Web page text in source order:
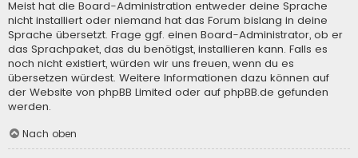
Meist hat die Board-Administration entweder deine Sprache
nicht installiert oder niemand hat das Forum bislang in deine
Sprache übersetzt. Frage ggf. einen Board-Administrator, ob er
das Sprachpaket, das du benötigst, installieren kann. Falls es
noch nicht existiert, würden wir uns freuen, wenn du es
übersetzen würdest. Weitere Informationen dazu können auf
der Website von phpBB Limited oder auf phpBB.de gefunden
werden.
Nach oben